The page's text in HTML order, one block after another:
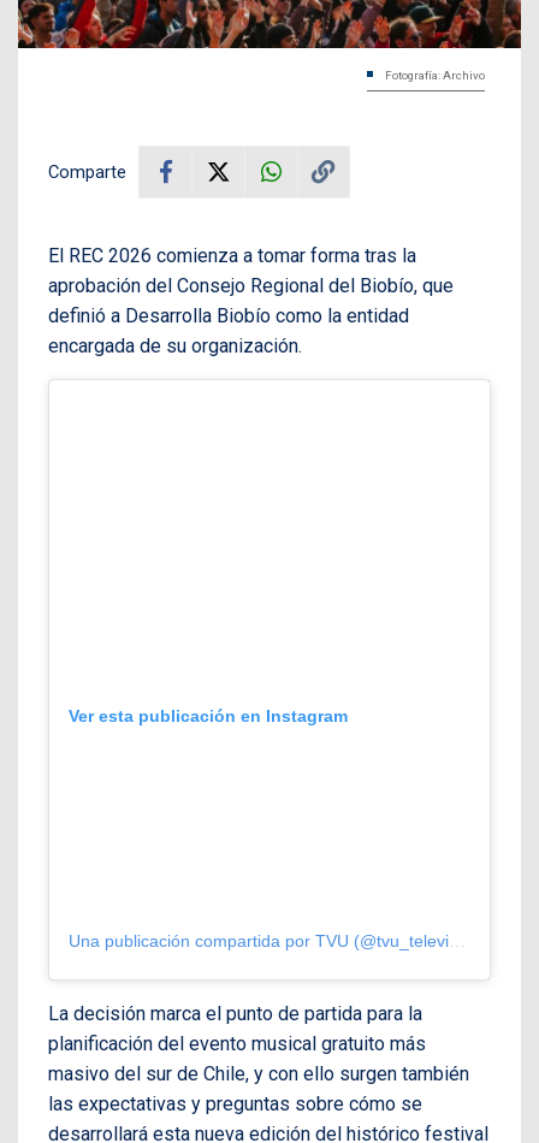
Fotografía: Archivo
Comparte
El REC 2026 comienza a tomar forma tras la
aprobación del Consejo Regional del Biobío, que
definió a Desarrolla Biobío como la entidad
encargada de su organización.
Ver esta publicación en Instagram
La decisión marca el punto de partida para la
planificación del evento musical gratuito más
masivo del sur de Chile, y con ello surgen también
las expectativas y preguntas sobre cómo se
desarrollará esta nueva edición del histórico festival